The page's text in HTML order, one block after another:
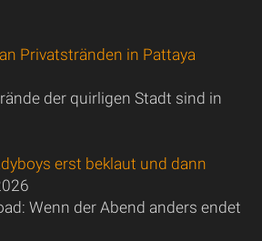
Privatstränden in Pattaya
der quirligen Stadt sind in
erst beklaut und dann
Wenn der Abend anders endet